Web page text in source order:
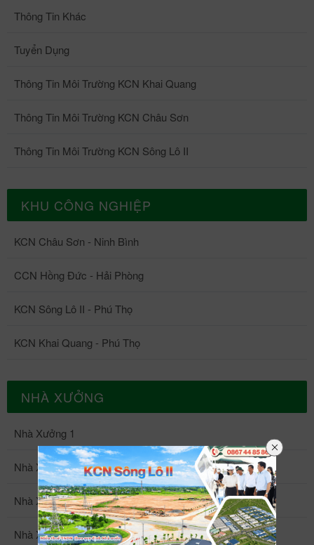
Thông Tin Khác
Tuyển Dụng
Thông Tin Môi Trường KCN Khai Quang
Thông Tin Môi Trường KCN Châu Sơn
Thông Tin Môi Trường KCN Sông Lô II
KHU CÔNG NGHIỆP
KCN Châu Sơn - Ninh Bình
CCN Hồng Đức - Hải Phòng
KCN Sông Lô II - Phú Thọ
KCN Khai Quang - Phú Thọ
NHÀ XƯỞNG
Nhà Xưởng 1
Nhà Xưởng 2
Nhà Xưởng 3
Nhà Xưởng 4